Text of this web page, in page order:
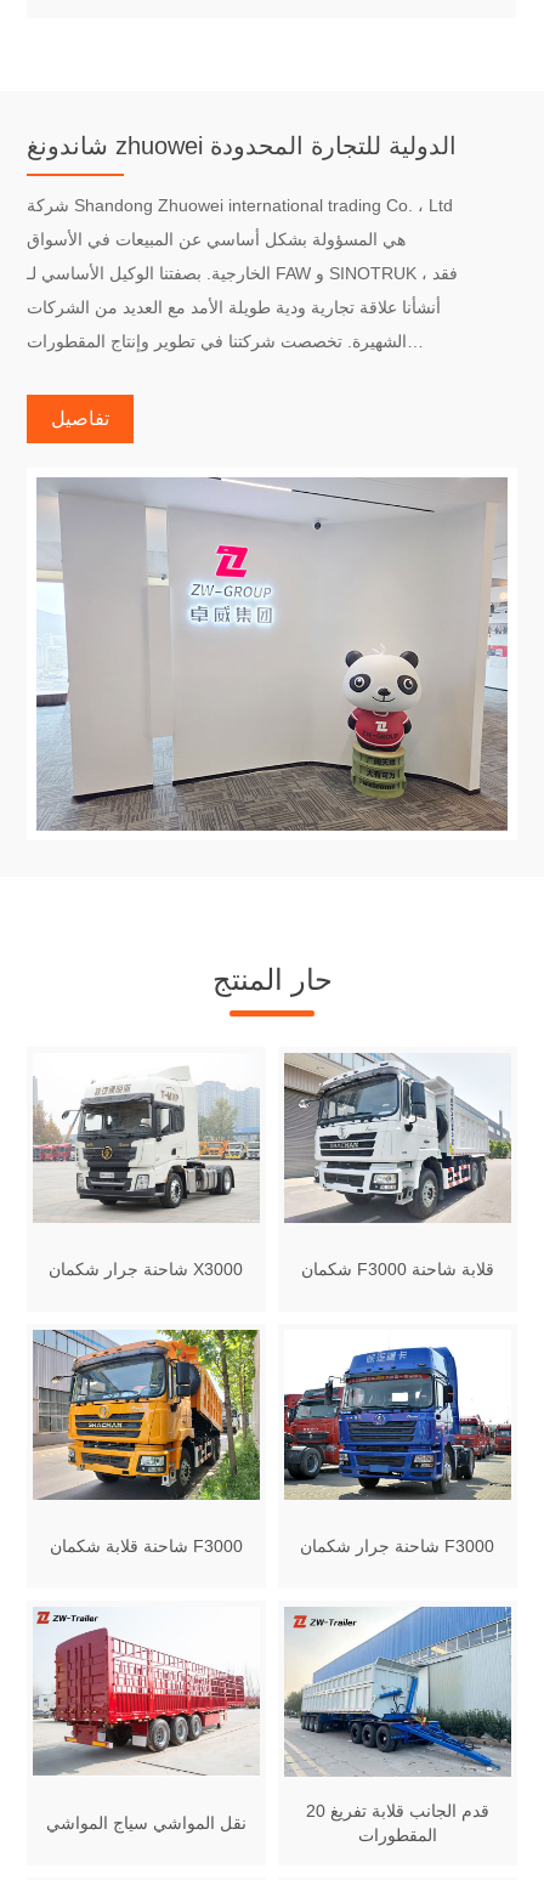
شاندونغ zhuowei الدولية للتجارة المحدودة
شركة Shandong Zhuowei international trading Co. ، Ltd
هي المسؤولة بشكل أساسي عن المبيعات في الأسواق
الخارجية. بصفتنا الوكيل الأساسي لـ FAW و SINOTRUK ، فقد
أنشأنا علاقة تجارية ودية طويلة الأمد مع العديد من الشركات
الشهيرة. تخصصت شركتنا في تطوير وإنتاج المقطورات
، وشبه المقطورة القلابة ، وشبه المقطورة الصندوقية ، وشبه
تفاصيل
حار المنتج
شاحنة جرار شكمان X3000 شكمان F3000 قلابة شاحنة
شاحنة قلابة شكمان F3000 شاحنة جرار شكمان F3000
نقل المواشي سياج المواشي
20 قدم الجانب قلابة تفريغ
المقطورات